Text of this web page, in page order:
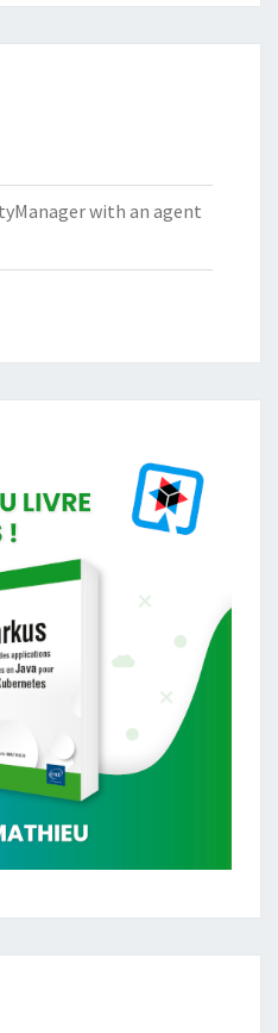
with an agent